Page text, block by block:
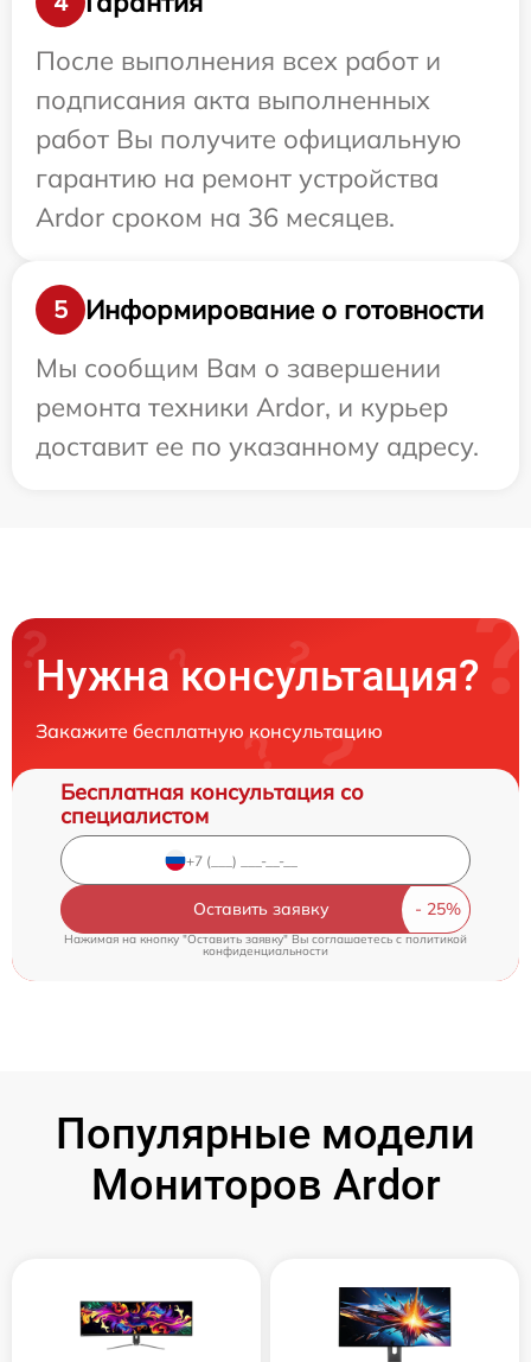
После выполнения всех работ и
подписания акта выполненных
работ Вы получите официальную
гарантию на ремонт устройства
Ardor сроком на 36 месяцев.
5
Информирование о готовности
Мы сообщим Вам о завершении
ремонта техники Ardor, и курьер
доставит ее по указанному адресу.
Нужна консультация?
Закажите бесплатную консультацию
Бесплатная консультация со
специалистом
Оставить заявку
Нажимая на кнопку "Оставить заявку" Вы соглашаетесь c политикой
конфиденциальности
Популярные модели
Мониторов Ardor